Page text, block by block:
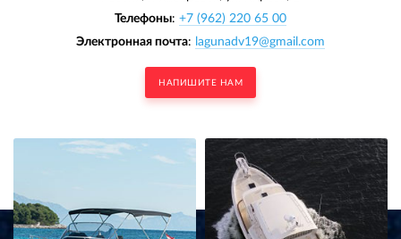
Телефоны: +7 (962) 220 65 00
Электронная почта: lagunadv19@gmail.com
НАПИШИТЕ НАМ